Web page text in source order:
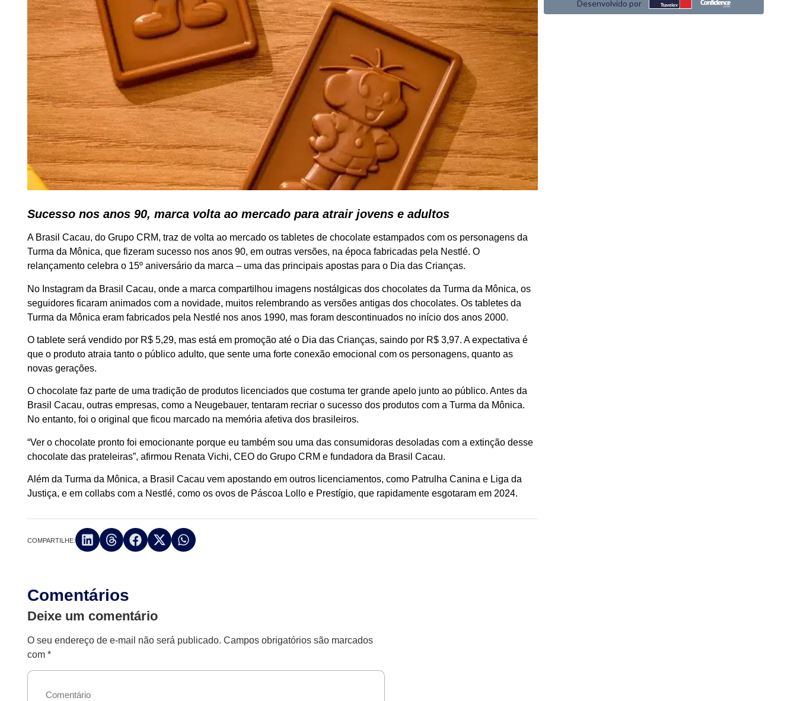
Sucesso nos anos 90, marca volta ao mercado para atrair jovens e adultos
A Brasil Cacau, do Grupo CRM, traz de volta ao mercado os tabletes de chocolate estampados com os personagens da
Turma da Mônica, que fizeram sucesso nos anos 90, em outras versões, na época fabricadas pela Nestlé. O
relançamento celebra o 15º aniversário da marca – uma das principais apostas para o Dia das Crianças.
No Instagram da Brasil Cacau, onde a marca compartilhou imagens nostálgicas dos chocolates da Turma da Mônica, os
seguidores ficaram animados com a novidade, muitos relembrando as versões antigas dos chocolates. Os tabletes da
Turma da Mônica eram fabricados pela Nestlé nos anos 1990, mas foram descontinuados no início dos anos 2000.
O tablete será vendido por R$ 5,29, mas está em promoção até o Dia das Crianças, saindo por R$ 3,97. A expectativa é
que o produto atraia tanto o público adulto, que sente uma forte conexão emocional com os personagens, quanto as
novas gerações.
O chocolate faz parte de uma tradição de produtos licenciados que costuma ter grande apelo junto ao público. Antes da
Brasil Cacau, outras empresas, como a Neugebauer, tentaram recriar o sucesso dos produtos com a Turma da Mônica.
No entanto, foi o original que ficou marcado na memória afetiva dos brasileiros.
“Ver o chocolate pronto foi emocionante porque eu também sou uma das consumidoras desoladas com a extinção desse
chocolate das prateleiras”, afirmou Renata Vichi, CEO do Grupo CRM e fundadora da Brasil Cacau.
Além da Turma da Mônica, a Brasil Cacau vem apostando em outros licenciamentos, como Patrulha Canina e Liga da
Justiça, e em collabs com a Nestlé, como os ovos de Páscoa Lollo e Prestígio, que rapidamente esgotaram em 2024.
COMPARTILHE:
Comentários
Deixe um comentário
O seu endereço de e-mail não será publicado. Campos obrigatórios são marcados
com*